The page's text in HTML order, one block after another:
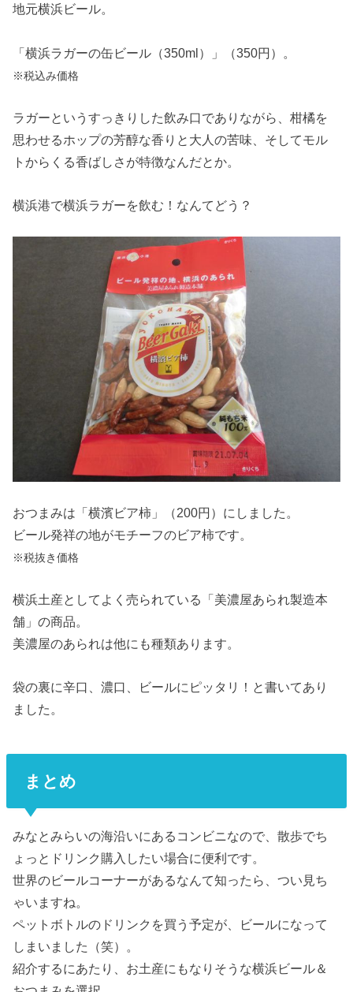
地元横浜ビール。
「横浜ラガーの缶ビール（350ml）」（350円）。
※税込み価格
ラガーというすっきりした飲み口でありながら、柑橘を
思わせるホップの芳醇な香りと大人の苦味、そしてモル
トからくる香ばしさが特徴なんだとか。
横浜港で横浜ラガーを飲む！なんてどう？
おつまみは「横濱ビア柿」（200円）にしました。
ビール発祥の地がモチーフのビア柿です。
※税抜き価格
横浜土産としてよく売られている「美濃屋あられ製造本
舗」の商品。
美濃屋のあられは他にも種類あります。
袋の裏に辛口、濃口、ビールにピッタリ！と書いてあり
ました。
まとめ
みなとみらいの海沿いにあるコンビニなので、散歩でち
ょっとドリンク購入したい場合に便利です。
世界のビールコーナーがあるなんて知ったら、つい見ち
ゃいますね。
ペットボトルのドリンクを買う予定が、ビールになって
しまいました（笑）。
紹介するにあたり、お土産にもなりそうな横浜ビール＆